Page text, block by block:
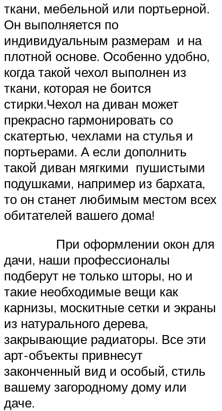
ткани, мебельной или портьерной.
Он выполняется по
индивидуальным размерам и на
плотной основе. Особенно удобно,
когда такой чехол выполнен из
ткани, которая не боится
стирки.Чехол на диван может
прекрасно гармонировать со
скатертью, чехлами на стулья и
портьерами. А если дополнить
такой диван мягкими пушистыми
подушками, например из бархата,
то он станет любимым местом всех
обитателей вашего дома!
При оформлении окон для
дачи, наши профессионалы
подберут не только шторы, но и
такие необходимые вещи как
карнизы, москитные сетки и экраны
из натурального дерева,
закрывающие радиаторы. Все эти
арт-объекты привнесут
законченный вид и особый, стиль
вашему загородному дому или
даче.